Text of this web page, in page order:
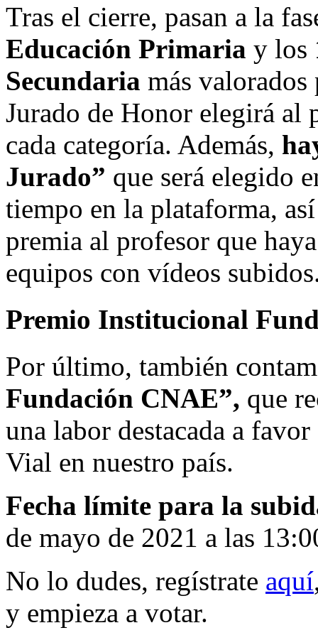
Tras el cierre, pasan a la
Educación Primaria y los
Secundaria más
Jurado de Honor elegirá al
cada categoría. Además,
Jurado” que será elegido
tiempo en la plataforma,
premia al profesor que
equipos con vídeos
Premio Institucional
Por último, también
Fundación CNAE”, que
una labor destacada a
Vial en nuestro país.
Fecha límite para la
de mayo de 2021 a las
No lo dudes, regístrate aquí
y empieza a votar.